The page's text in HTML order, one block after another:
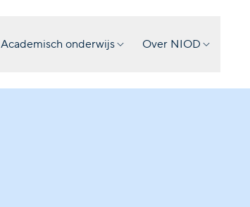
Academisch onderwijs Over NIOD